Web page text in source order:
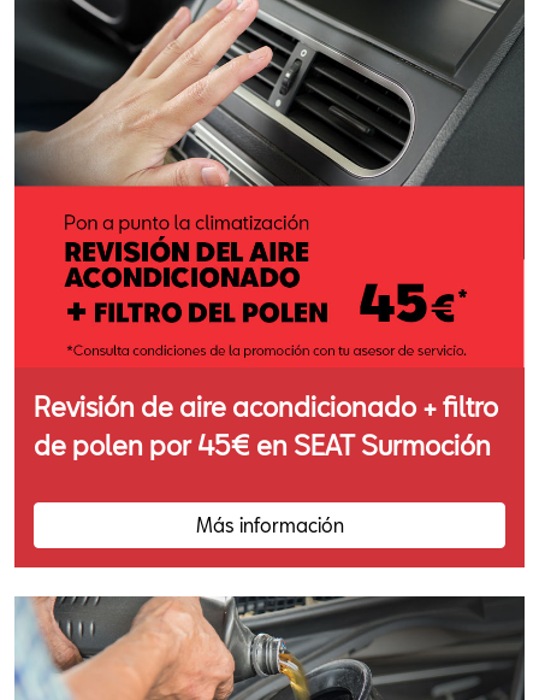
Revisión de aire acondicionado + filtro
de polen por 45€ en SEAT Surmoción
Más información